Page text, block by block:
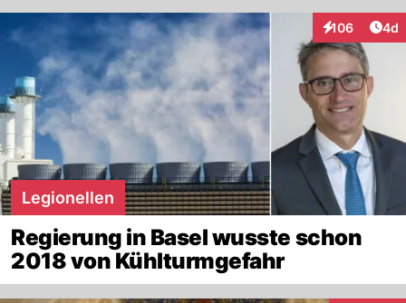
106
Interaktionen
4d
Legionellen
Regierung in Basel wusste schon
2018 von Kühlturmgefahr